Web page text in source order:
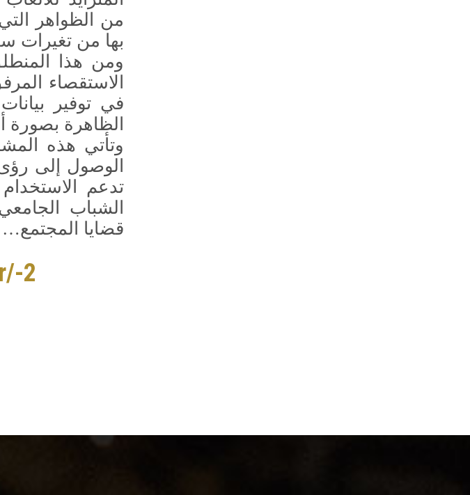
من الظواهر
بها من تغيرات
ومن هذا
الاستقصاء
في توفير
الظاهرة بصورة
وتأتي هذه
الوصول إلى
تدعم الاستخدام
الشباب
قضايا
2